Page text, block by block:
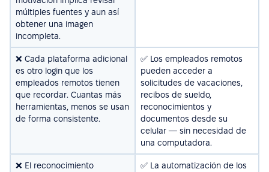
múltiples fuentes y aun así
obtener una imagen
incompleta.
❌ Cada plataforma adicional
es otro login que los
empleados remotos tienen
que recordar. Cuantas más
herramientas, menos se usan
de forma consistente.
✅ Los empleados remotos
pueden acceder a
solicitudes de vacaciones,
recibos de sueldo,
reconocimientos y
documentos desde su
celular — sin necesidad de
una computadora.
❌ El reconocimiento
✅ La automatización de los